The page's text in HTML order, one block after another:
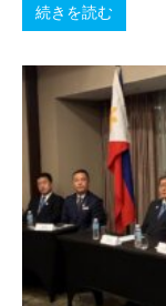
続きを読む